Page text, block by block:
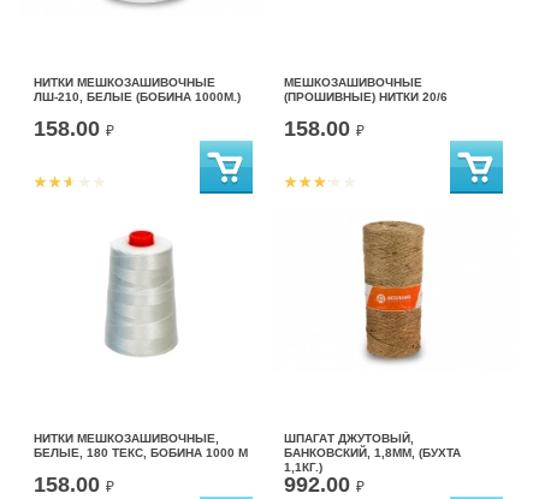
НИТКИ МЕШКОЗАШИВОЧНЫЕ
ЛШ-210, БЕЛЫЕ (БОБИНА 1000М.)
158.00 ₽
МЕШКОЗАШИВОЧНЫЕ
(ПРОШИВНЫЕ) НИТКИ 20/6
158.00 ₽
НИТКИ МЕШКОЗАШИВОЧНЫЕ,
БЕЛЫЕ, 180 ТЕКС, БОБИНА 1000 М
158.00 ₽
ШПАГАТ ДЖУТОВЫЙ,
БАНКОВСКИЙ, 1,8ММ, (БУХТА
1,1КГ.)
992.00 ₽